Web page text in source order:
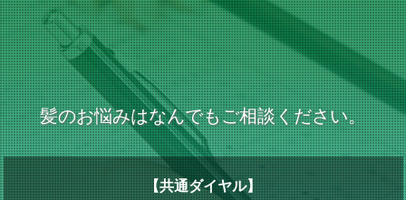
髪のお悩みはなんでもご相談ください。
【共通ダイヤル】